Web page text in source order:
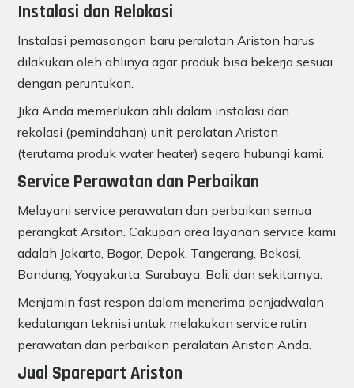
Instalasi dan Relokasi
Instalasi pemasangan baru peralatan Ariston harus
dilakukan oleh ahlinya agar produk bisa bekerja sesuai
dengan peruntukan.
Jika Anda memerlukan ahli dalam instalasi dan
rekolasi (pemindahan) unit peralatan Ariston
(terutama produk water heater) segera hubungi kami.
Service Perawatan dan Perbaikan
Melayani service perawatan dan perbaikan semua
perangkat Arsiton. Cakupan area layanan service kami
adalah Jakarta, Bogor, Depok, Tangerang, Bekasi,
Bandung, Yogyakarta, Surabaya, Bali. dan sekitarnya.
Menjamin fast respon dalam menerima penjadwalan
kedatangan teknisi untuk melakukan service rutin
perawatan dan perbaikan peralatan Ariston Anda.
Jual Sparepart Ariston